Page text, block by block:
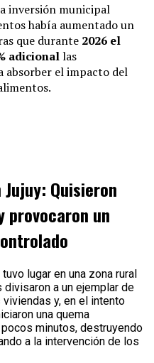
inversión municipal
había aumentado un
que durante 2026 el
adicionallas
absorber el impacto del
Quisieron
provocaron un
lugar en una zona rural
a un ejemplar de
y, en el intento
una quema
minutos, destruyendo
a la intervención de los